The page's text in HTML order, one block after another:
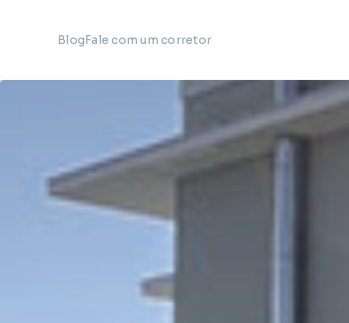
BlogFale com um corretor